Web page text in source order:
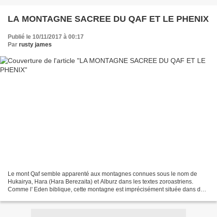
LA MONTAGNE SACREE DU QAF ET LE PHENIX
Publié le 10/11/2017 à 00:17
Par rusty james
Le mont Qaf semble apparenté aux montagnes connues sous le nom de
Hukairya, Hara (Hara Berezaita) et Alburz dans les textes zoroastriens.
Comme l' Eden biblique, cette montagne est imprécisément située dans des